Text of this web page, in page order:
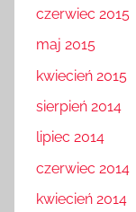
czerwiec 2015
maj 2015
kwiecień 2015
sierpień 2014
lipiec 2014
czerwiec 2014
kwiecień 2014